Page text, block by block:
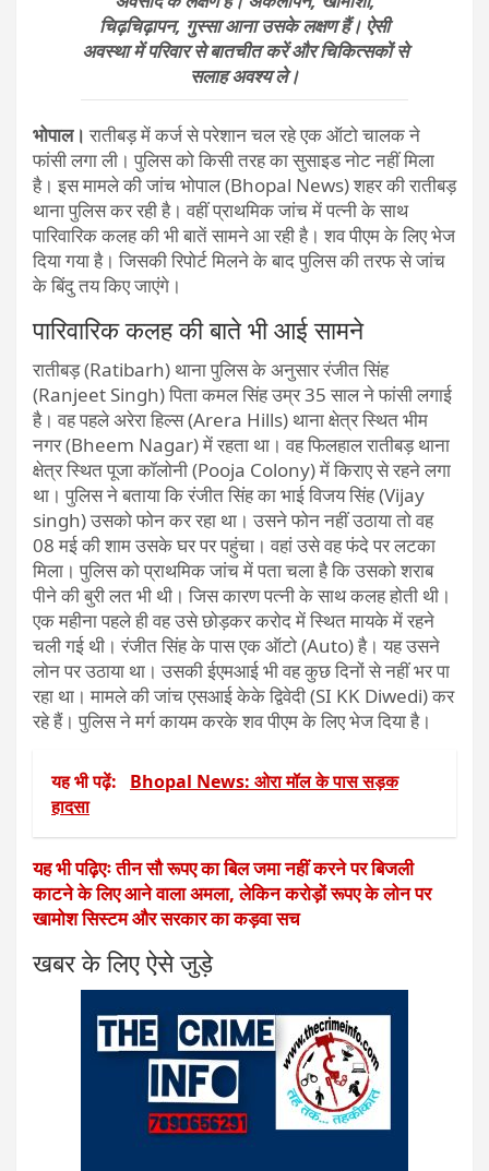
चिढ़चिढ़ापन, गुस्सा आना उसके लक्षण हैं। ऐसी
अवस्था में परिवार से बातचीत करें और चिकित्सकों से
सलाह अवश्य ले।
भोपाल। रातीबड़ में कर्ज से परेशान चल रहे एक ऑटो चालक ने
फांसी लगा ली। पुलिस को किसी तरह का सुसाइड नोट नहीं मिला
है। इस मामले की जांच भोपाल (Bhopal News) शहर की रातीबड़
थाना पुलिस कर रही है। वहीं प्राथमिक जांच में पत्नी के साथ
पारिवारिक कलह की भी बातें सामने आ रही है। शव पीएम के लिए भेज
दिया गया है। जिसकी रिपोर्ट मिलने के बाद पुलिस की तरफ से जांच
के बिंदु तय किए जाएंगे।
पारिवारिक कलह की बाते भी आई सामने
रातीबड़ (Ratibarh) थाना पुलिस के अनुसार रंजीत सिंह
(Ranjeet Singh) पिता कमल सिंह उम्र 35 साल ने फांसी लगाई
है। वह पहले अरेरा हिल्स (Arera Hills) थाना क्षेत्र स्थित भीम
नगर (Bheem Nagar) में रहता था। वह फिलहाल रातीबड़ थाना
क्षेत्र स्थित पूजा कॉलोनी (Pooja Colony) में किराए से रहने लगा
था। पुलिस ने बताया कि रंजीत सिंह का भाई विजय सिंह (Vijay
singh) उसको फोन कर रहा था। उसने फोन नहीं उठाया तो वह
08 मई की शाम उसके घर पर पहुंचा। वहां उसे वह फंदे पर लटका
मिला। पुलिस को प्राथमिक जांच में पता चला है कि उसको शराब
पीने की बुरी लत भी थी। जिस कारण पत्नी के साथ कलह होती थी।
एक महीना पहले ही वह उसे छोड़कर करोद में स्थित मायके में रहने
चली गई थी। रंजीत सिंह के पास एक ऑटो (Auto) है। यह उसने
लोन पर उठाया था। उसकी ईएमआई भी वह कुछ दिनों से नहीं भर पा
रहा था। मामले की जांच एसआई केके द्विवेदी (SI KK Diwedi) कर
रहे हैं। पुलिस ने मर्ग कायम करके शव पीएम के लिए भेज दिया है।
यह भी पढ़ें:
Bhopal News: ओरा मॉल के पास सड़क
हादसा
यह भी पढ़िएः तीन सौ रूपए का बिल जमा नहीं करने पर बिजली
काटने के लिए आने वाला अमला, लेकिन करोड़ों रूपए के लोन पर
खामोश सिस्टम और सरकार का कड़वा सच
खबर के लिए ऐसे जुड़े